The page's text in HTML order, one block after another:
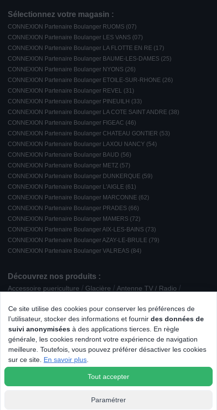
Ce site utilise des cookies pour conserver les préférences de
l’utilisateur, stocker des informations et fournir des données de
suivi anonymisées à des applications tierces. En règle
générale, les cookies rendront votre expérience de navigation
meilleure. Toutefois, vous pouvez préférer désactiver les cookies
sur ce site. En savoir plus
Tout accepter
Paramétrer
Sélectionnez votre magasin :
CONNEXION Partenaire Boulanger RUOMS (07)
CONNEXION Partenaire Boulanger LES VANS (07)
CONNEXION Partenaire Boulanger LA FLOTTE EN RE (17)
CONNEXION Partenaire Boulanger BAUME-LES-DAMES (25)
CONNEXION Partenaire Boulanger NYONS (26)
CONNEXION Partenaire Boulanger ETOILE-SUR-RHONE (26)
CONNEXION Partenaire Boulanger REVEL (31)
CONNEXION Partenaire Boulanger PINEUILH (33)
CONNEXION Partenaire Boulanger LA COTE SAINT ANDRE (38)
CONNEXION Partenaire Boulanger FIGEAC (46)
CONNEXION Partenaire Boulanger CHATEAU GONTIER (53)
CONNEXION Partenaire Boulanger LAXOU NANCY (54)
CONNEXION Partenaire Boulanger BAUD (56)
CONNEXION Partenaire Boulanger METZ (57)
CONNEXION Partenaire Boulanger DUNKERQUE (59)
CONNEXION Partenaire Boulanger L'AIGLE (61)
CONNEXION Partenaire Boulanger MARCONNE (62)
CONNEXION Partenaire Boulanger PRADES (66)
CONNEXION Partenaire Boulanger MAMERS (72)
CONNEXION Partenaire Boulanger AIX-LES-BAINS (73)
CONNEXION Partenaire Boulanger AZAY-LE-BRULE (79)
CONNEXION Partenaire Boulanger VALREAS (84)
Découvrez nos produits :
Accessoire puericulture / Glacière / Antenne TV / Radio /
Enceinte Encastrable / Coutellerie / Découpe
Cadre photo numérique / Aspirateur traîneau sans sac /
Radio CD / K7 Accessoire pour Drone Tondeuse à cheveux
Enceinte sans fil Bluetooth Mini Chaîne Batteur
Accessoire Nettoyage / Entretien
Modem / routeur wifi / Onduleur / TV LED UHD / 4K / Toner laser